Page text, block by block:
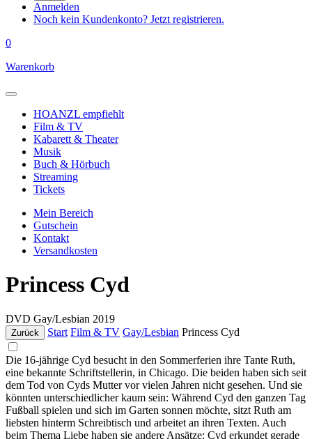
Anmelden
Noch kein Kundenkonto? Jetzt registrieren.
0
Warenkorb
HOANZL empfiehlt
Film & TV
Kabarett & Theater
Musik
Buch & Hörbuch
Streaming
Tickets
Mein Bereich
Gutschein
Kontakt
Versandkosten
Princess Cyd
DVD Gay/Lesbian 2019
Zurück Start Film & TV Gay/Lesbian Princess Cyd
Die 16-jährige Cyd besucht in den Sommerferien ihre Tante Ruth,
eine bekannte Schriftstellerin, in Chicago. Die beiden haben sich seit
dem Tod von Cyds Mutter vor vielen Jahren nicht gesehen. Und sie
könnten unterschiedlicher kaum sein: Während Cyd den ganzen Tag
Fußball spielen und sich im Garten sonnen möchte, sitzt Ruth am
liebsten hinterm Schreibtisch und arbeitet an ihren Texten. Auch
beim Thema Liebe haben sie andere Ansätze: Cyd erkundet gerade